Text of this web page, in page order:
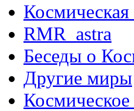
RMR_astra
Беседы о
Другие миры
Космическое